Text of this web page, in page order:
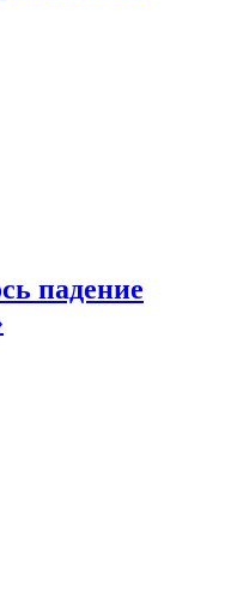
падение